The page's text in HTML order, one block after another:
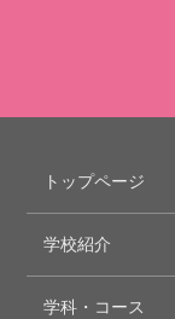
トップページ
学校紹介
学科・コース